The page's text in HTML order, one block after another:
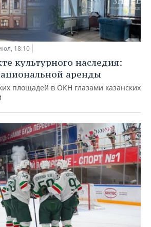
18:10
культурного наследия:
аренды
площадей в ОКН глазами казанских